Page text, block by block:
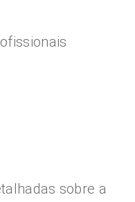
sobre a